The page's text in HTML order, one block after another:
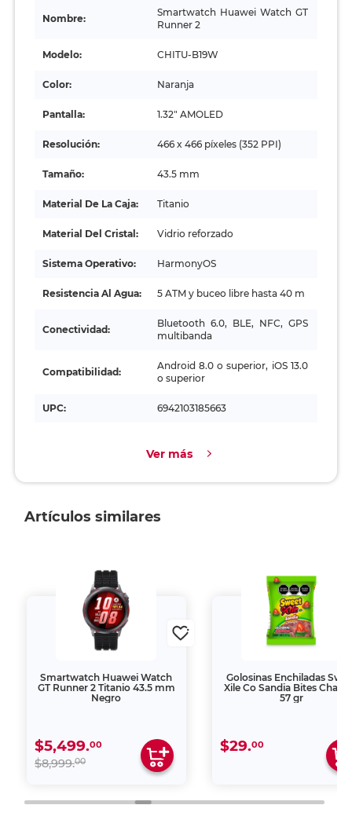
Nombre:
Smartwatch Huawei Watch GT
Runner 2
Modelo: CHITU-B19W
Color: Naranja
Pantalla: 1.32" AMOLED
Resolución: 466 x 466 píxeles (352 PPI)
Tamaño: 43.5 mm
Material De La Caja: Titanio
Material Del Cristal: Vidrio reforzado
Sistema Operativo: HarmonyOS
Resistencia Al Agua: 5 ATM y buceo libre hasta 40 m
Conectividad:
Bluetooth 6.0, BLE, NFC, GPS
multibanda
Compatibilidad:
Android 8.0 o superior, iOS 13.0
o superior
UPC: 6942103185663
Ver más
Artículos similares
Smartwatch Huawei Watch
GT Runner 2 Titanio 43.5 mm
Negro
$5,499.00
$8,999.00
Golosinas Enchiladas
Xile Co Sandia Bites
57 gr
$29.00